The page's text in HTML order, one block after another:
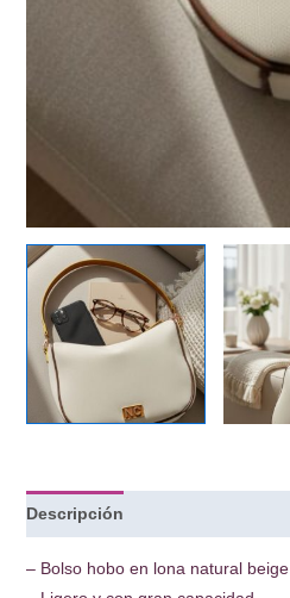
Descripción
– Bolso hobo en lona natural beige